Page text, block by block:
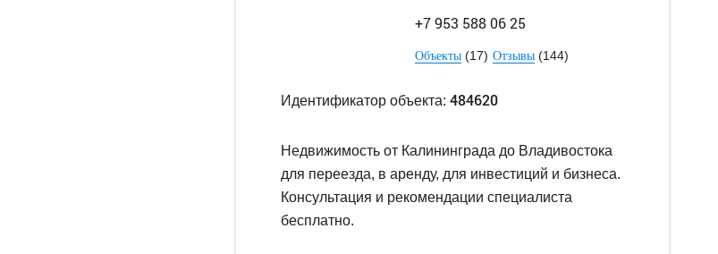
+7 953 588 06 25
Объекты(17) Отзывы(144)
Идентификатор объекта: 484620
Недвижимость от Калининграда до Владивостока
для переезда, в аренду, для инвестиций и бизнеса.
Консультация и рекомендации специалиста
бесплатно.